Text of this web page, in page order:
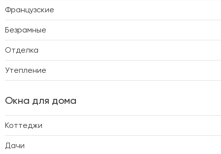
Французские
Безрамные
Отделка
Утепление
Окна для дома
Коттеджи
Дачи